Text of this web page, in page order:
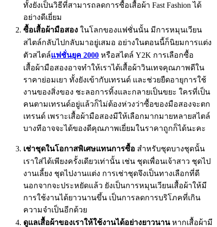
ทั้งยังเป็นวิธีที่สามารถลดการซื้อเสื้อผ้า Fast Fashion ได้
อย่างดีเยี่ยม
ซื้อเสื้อผ้ามือสอง ในโลกของแฟชั่นนั้น มีการหมุนเวียน
สไตล์กลับไปกลับมาอยู่เสมอ อย่างในตอนนี้ก็นิยมการแต่ง
ตัวสไตล์แฟชั่นยุค 2000 หรือสไตล์ Y2K การเลือกซื้อ
เสื้อผ้ามือสองอาจทำให้เราได้เสื้อผ้าวินเทจคุณภาพดีใน
ราคาย่อมเยา ทั้งยังเข้ากับเทรนด์ และช่วยยืดอายุการใช้
งานของสิ่งของ ชะลอการทิ้งและกลายเป็นขยะ ใครที่เป็น
คนตามเทรนด์อยู่แล้วก็ไม่ต้องห่วงว่าซื้อของมือสองจะตก
เทรนด์ เพราะเสื้อผ้ามือสองมีให้เลือกมากมายหลายสไตล์
บางทีอาจจะได้ของดีคุณภาพเยี่ยมในราคาถูกก็ได้นะคะ
เช่าชุดในโอกาสพิเศษแทนการซื้อ สำหรับชุดบางชุดนั้น
เราใส่ได้เพียงครั้งเดียวเท่านั้น เช่น ชุดเพื่อนเจ้าสาว ชุดไป
งานเลี้ยง ชุดไปงานแต่ง การเช่าชุดจึงเป็นทางเลือกที่ดี
นอกจากจะประหยัดแล้ว ยังเป็นการหมุนเวียนเสื้อผ้าให้มี
การใช้งานได้ยาวนานขึ้น เป็นการลดการบริโภคที่เกิน
ความจำเป็นอีกด้วย
ดูแลเสื้อผ้าของเราให้ใช้งานได้อย่างยาวนานหากเสื้อผ้ามี